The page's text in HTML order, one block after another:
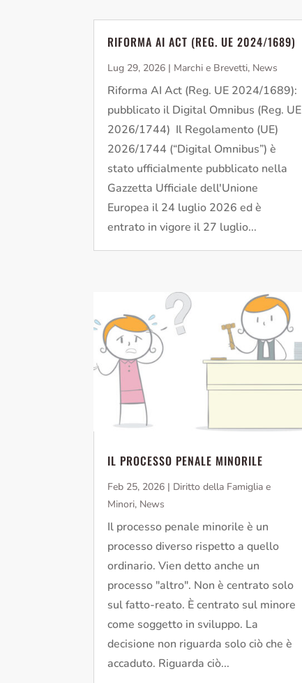
RIFORMA AI ACT (REG. UE 2024/1689)
Lug 29, 2026 | Marchi e Brevetti, News
Riforma AI Act (Reg. UE 2024/1689):
pubblicato il Digital Omnibus (Reg. UE
2026/1744) Il Regolamento (UE)
2026/1744 (“Digital Omnibus”) è
stato ufficialmente pubblicato nella
Gazzetta Ufficiale dell'Unione
Europea il 24 luglio 2026 ed è
entrato in vigore il 27 luglio...
IL PROCESSO PENALE MINORILE
Feb 25, 2026 | Diritto della Famiglia e
Minori, News
Il processo penale minorile è un
processo diverso rispetto a quello
ordinario. Vien detto anche un
processo "altro". Non è centrato solo
sul fatto-reato. È centrato sul minore
come soggetto in sviluppo. La
decisione non riguarda solo ciò che è
accaduto. Riguarda ciò...